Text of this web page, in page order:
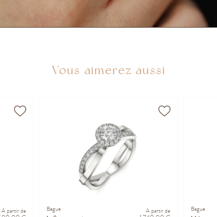
Vous aimerez aussi
À partir de Bague À partir de Bague